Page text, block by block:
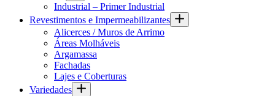
Industrial – Primer Industrial
Revestimentos e Impermeabilizantes
Alicerces / Muros de Arrimo
Áreas Molháveis
Argamassa
Fachadas
Lajes e Coberturas
Variedades